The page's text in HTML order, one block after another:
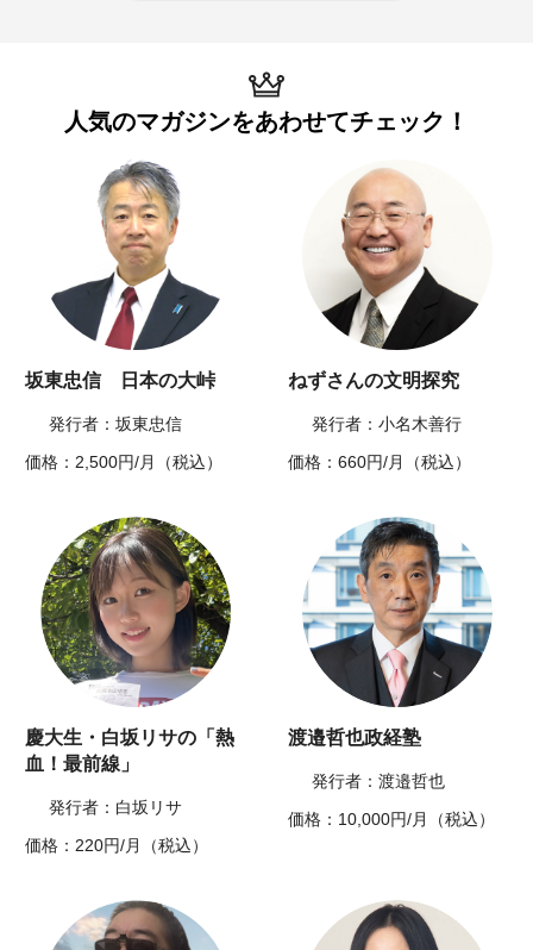
人気のマガジンをあわせてチェック！
坂東忠信 日本の大峠
発行者：坂東忠信
価格：2,500円/月（税込）
ねずさんの文明探究
発行者：小名木善行
価格：660円/月（税込）
慶大生・白坂リサの「熱
血！最前線」
発行者：白坂リサ
価格：220円/月（税込）
渡邉哲也政経塾
発行者：渡邉哲也
価格：10,000円/月（税込）